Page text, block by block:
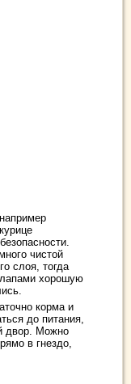
чистой
слоя, тогда
хорошую
корма и
до питания,
двор. Можно
в гнездо,